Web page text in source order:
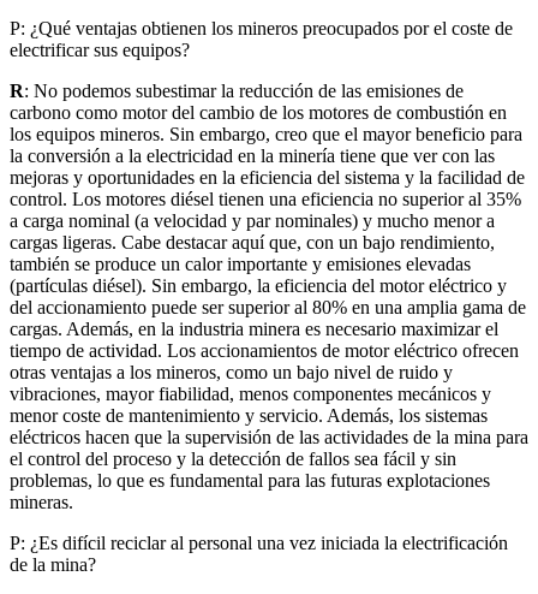
P: ¿Qué ventajas obtienen los mineros preocupados por el coste de
electrificar sus equipos?
R: No podemos subestimar la reducción de las emisiones de
carbono como motor del cambio de los motores de combustión en
los equipos mineros. Sin embargo, creo que el mayor beneficio para
la conversión a la electricidad en la minería tiene que ver con las
mejoras y oportunidades en la eficiencia del sistema y la facilidad de
control. Los motores diésel tienen una eficiencia no superior al 35%
a carga nominal (a velocidad y par nominales) y mucho menor a
cargas ligeras. Cabe destacar aquí que, con un bajo rendimiento,
también se produce un calor importante y emisiones elevadas
(partículas diésel). Sin embargo, la eficiencia del motor eléctrico y
del accionamiento puede ser superior al 80% en una amplia gama de
cargas. Además, en la industria minera es necesario maximizar el
tiempo de actividad. Los accionamientos de motor eléctrico ofrecen
otras ventajas a los mineros, como un bajo nivel de ruido y
vibraciones, mayor fiabilidad, menos componentes mecánicos y
menor coste de mantenimiento y servicio. Además, los sistemas
eléctricos hacen que la supervisión de las actividades de la mina para
el control del proceso y la detección de fallos sea fácil y sin
problemas, lo que es fundamental para las futuras explotaciones
mineras.
P: ¿Es difícil reciclar al personal una vez iniciada la electrificación
de la mina?